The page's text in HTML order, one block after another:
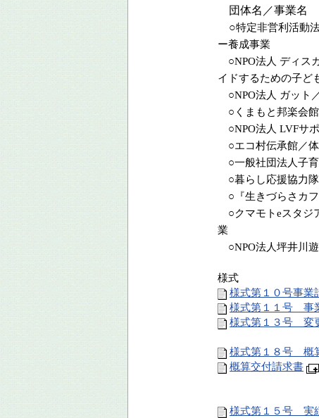
団体名／事業名
○特定非営利活動
ー養成事業
○NPO法人 ディス
イドするための子ど
○NPO法人 ガット
○くまもと邦楽会
○NPO法人 LVFサ
○エコ村伝承館／体
○一般社団法人子育
○暮らし応援協力
○『生きづらさカフ
○クマモトeスタジ
業
○NPO法人坪井川
様式
様式第１０号事業
様式第１１号 事
様式第１３号 変
様式第１８号 概
概算交付請求書
様式第１５号 実